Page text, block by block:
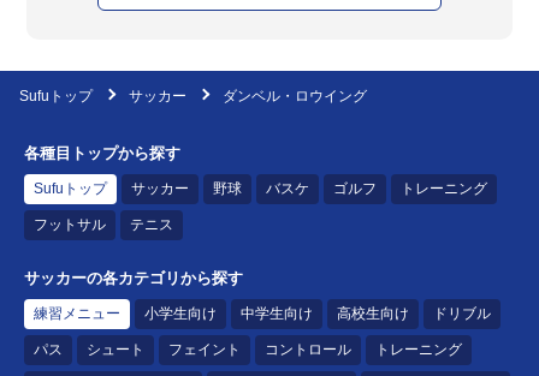
Sufuトップ サッカー ダンベル・ロウイング
各種目トップから探す
Sufuトップ サッカー 野球 バスケ ゴルフ トレーニング
フットサル テニス
サッカーの各カテゴリから探す
練習メニュー 小学生向け 中学生向け 高校生向け ドリブル
パス シュート フェイント コントロール トレーニング